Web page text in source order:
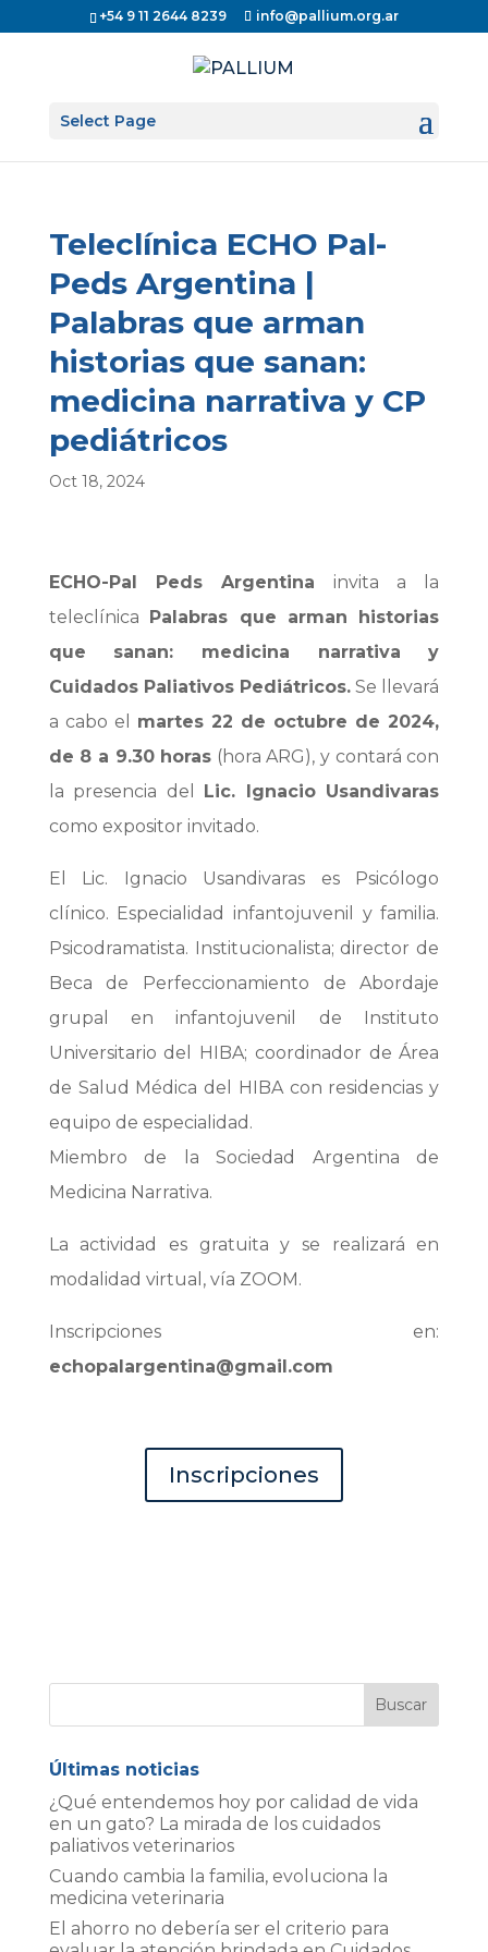
+54 9 11 2644 8239 info@pallium.org.ar
Select Page
Teleclínica ECHO Pal-
Peds Argentina |
Palabras que arman
historias que sanan:
medicina narrativa y CP
pediátricos
Oct 18, 2024
ECHO-Pal Peds Argentinainvita a la
teleclínica Palabras que arman historias
que sanan: medicina narrativa y
Cuidados Paliativos Pediátricos. Se llevará
a cabo e
martes 22 de octubre de 2024,
de 8 a 9.30 horas (hora ARG), y contará con
la presencia del Lic. Ignacio Usandivaras
como expositor invitado.
El Lic. Ignacio Usandivaras es Psicólogo
clínico. Especialidad infantojuvenil y familia.
Psicodramatista. Institucionalista; director de
Beca de Perfeccionamiento de Abordaje
grupal en infantojuvenil de Instituto
Universitario del HIBA; coordinador de Área
de Salud Médica del HIBA con residencias y
equipo de especialidad.
Miembro de la Sociedad Argentina de
Medicina Narrativa.
La actividad es gratuita y se realizará en
modalidad virtual, vía ZOOM.
Inscripciones en:
echopalargentina@gmail.com
Inscripciones
Últimas noticias
¿Qué entendemos hoy por calidad de vida
en un gato? La mirada de los cuidados
paliativos veterinarios
Cuando cambia la familia, evoluciona la
medicina veterinaria
El ahorro no debería ser el criterio para